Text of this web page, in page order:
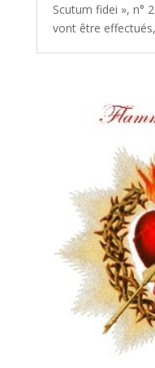
Scutum fidei », n°
vont être